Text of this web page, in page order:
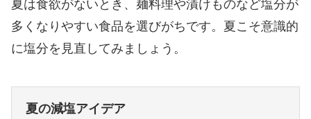
夏は食欲がないとき、麺料理や漬けものなど塩分が
多くなりやすい食品を選びがちです。夏こそ意識的
に塩分を見直してみましょう。
夏の減塩アイデア